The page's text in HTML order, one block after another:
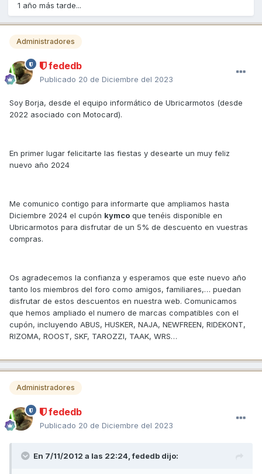
1 año más tarde...
Administradores
fededb
Publicado 20 de Diciembre del 2023
Soy Borja, desde el equipo informático de Ubricarmotos (desde
2022 asociado con Motocard).
En primer lugar felicitarte las fiestas y desearte un muy feliz
nuevo año 2024
Me comunico contigo para informarte que ampliamos hasta
Diciembre 2024 el cupón kymco que tenéis disponible en
Ubricarmotos para disfrutar de un 5% de descuento en vuestras
compras.
Os agradecemos la confianza y esperamos que este nuevo año
tanto los miembros del foro como amigos, familiares,… puedan
disfrutar de estos descuentos en nuestra web. Comunicamos
que hemos ampliado el numero de marcas compatibles con el
cupón, incluyendo ABUS, HUSKER, NAJA, NEWFREEN, RIDEKONT,
RIZOMA, ROOST, SKF, TAROZZI, TAAK, WRS…
Administradores
fededb
Publicado 20 de Diciembre del 2023
En 7/11/2012 a las 22:24,fededb dijo: